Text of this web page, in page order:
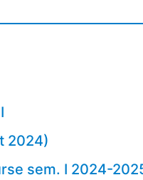
2024)
sem. I 2024-